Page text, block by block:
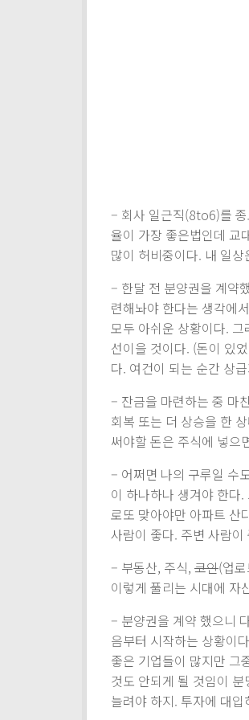
– 회사 일근직(8to6)를
율이 가장 좋은법인데 교
많이 허비중이다. 내 일
– 한달 전 분양권을 계약
련해놔야 한다는 생각에
모두 아쉬운 상황이다.
선이을 것이다. (돈이 있
다. 여건이 되는 순간 상
– 잔금을 마련하는 중 마
회복 또는 더 상승을 한
써야할 돈은 주식에 넣으
– 어쩌면 나의 구루일 수
이 하나하나 생겨야 한다
로또 맞아야만 아파트 산
사람이 좋다. 주변 사람이
– 부동산, 주식, 코인(업
이렇게 풀리는 시대에 자
– 분양권을 계약 했으니
음부터 시작하는 상황이
좋은 기업들이 많지만 그
것도 안되게 될 것임이
늘려야 하지. 투자에 대